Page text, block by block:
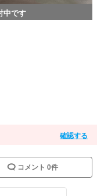
中です
確認する
コメント 0件